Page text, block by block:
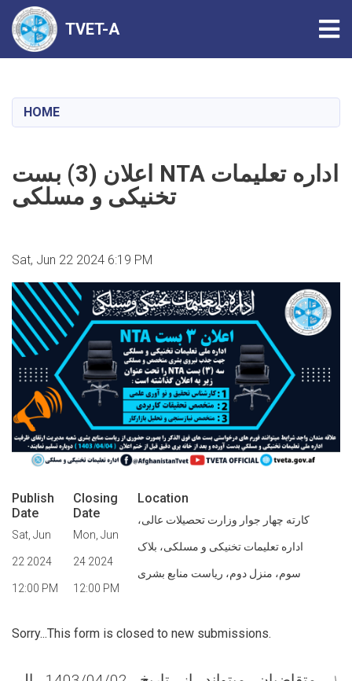
content
TVET-A
HOME
اعلان (3) بست NTA اداره تعلیمات
تخنیکی و مسلکی
Sat, Jun 22 2024 6:19 PM
Publish
Date
Sat, Jun
22 2024
12:00 PM
Closing
Date
Mon, Jun
24 2024
12:00 PM
Location
کارته چهار جوار وزارت تحصیلات عالی،
اداره تعلیمات تخنیکی و مسلکی، بلاک
سوم، منزل دوم، ریاست منابع بشری
Sorry...This form is closed to new submissions.